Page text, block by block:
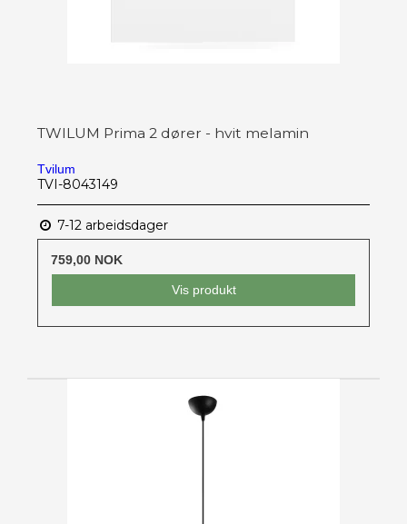
TWILUM Prima 2 dører - hvit melamin
Tvilum
TVI-8043149
7-12 arbeidsdager
759,00 NOK
Vis produkt